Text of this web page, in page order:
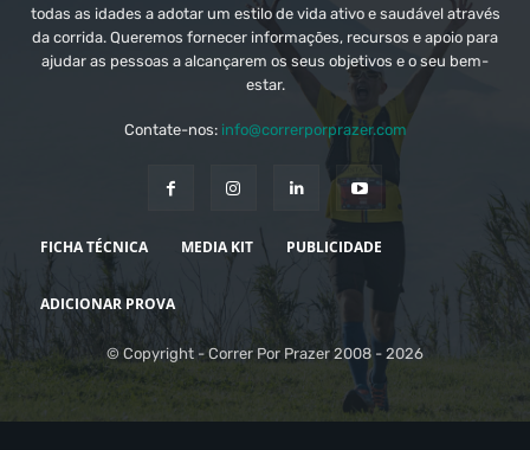
todas as idades a adotar um estilo de vida ativo e saudável através
da corrida. Queremos fornecer informações, recursos e apoio para
ajudar as pessoas a alcançarem os seus objetivos e o seu bem-
estar.
Contate-nos: info@correrporprazer.com
FICHA TÉCNICA MEDIA KIT PUBLICIDADE
ADICIONAR PROVA
© Copyright - Correr Por Prazer 2008 - 2026